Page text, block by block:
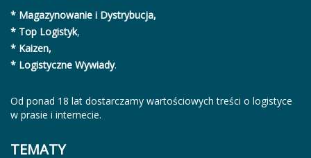
* Magazynowanie i Dystrybucja,
* Top Logistyk,
* Kaizen,
* Logistyczne Wywiady.
Od ponad 18 lat dostarczamy wartościowych treści o logistyce
w prasie i internecie.
TEMATY